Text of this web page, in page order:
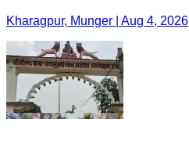
Kharagpur, Munger | Aug 4, 2026